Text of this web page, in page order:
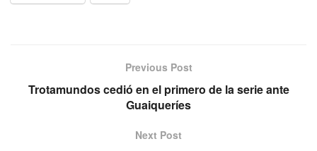
Previous Post
Trotamundos cedió en el primero de la serie ante
Guaiqueríes
Next Post